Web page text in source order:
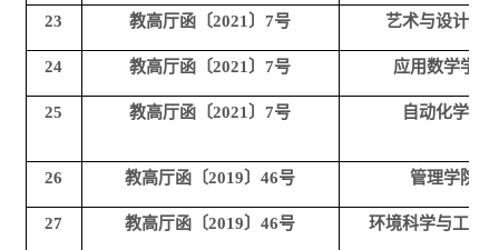
23 教高厅函〔2021〕7号 艺术与设计学
24 教高厅函〔2021〕7号 应用数学学院
25 教高厅函〔2021〕7号 自动化学院
26 教高厅函〔2019〕46号 管理学院
27 教高厅函〔2019〕46号 环境科学与工程